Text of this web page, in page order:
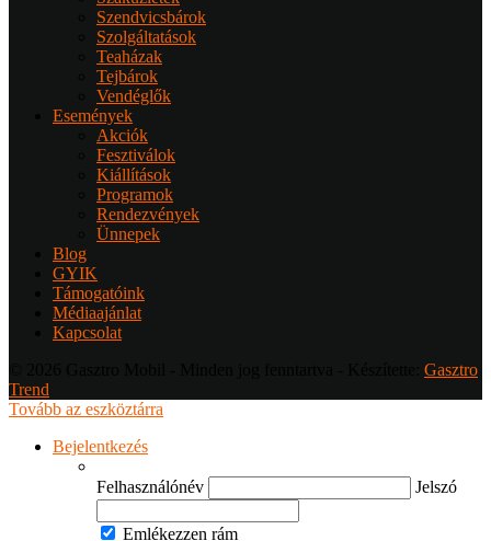
Szendvicsbárok
Szolgáltatások
Teaházak
Tejbárok
Vendéglők
Események
Akciók
Fesztiválok
Kiállítások
Programok
Rendezvények
Ünnepek
Blog
GYIK
Támogatóink
Médiaajánlat
Kapcsolat
Gasztro
Trend
Tovább az eszköztárra
Bejelentkezés
Felhasználónév Jelszó
Emlékezzen rám